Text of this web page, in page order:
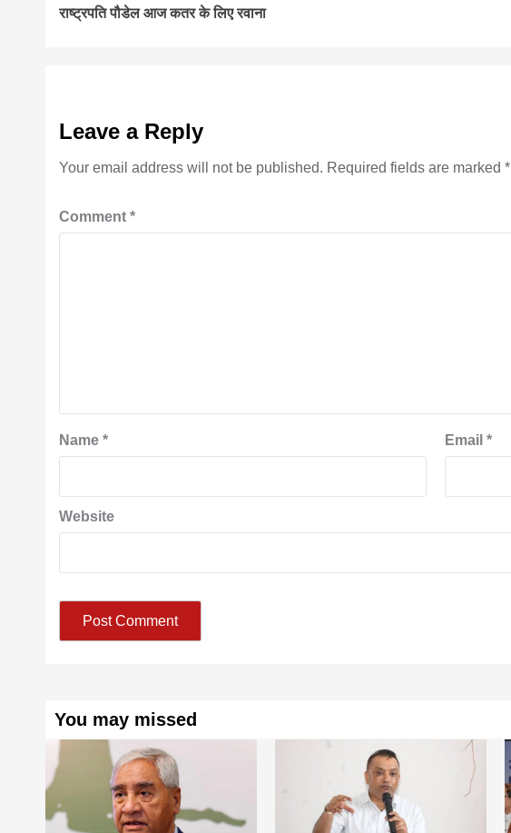
Reading
राष्ट्रपति पौडेल आज कतर के लिए रवाना
Leave a Reply
Your email address will not be published. Required fields are marked*
Comment*
Name* Email*
Website
You may missed